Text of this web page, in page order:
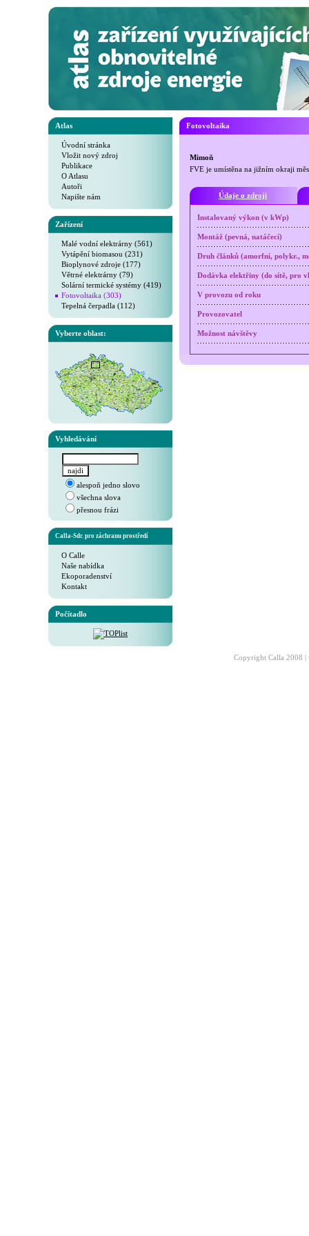
Atlas
Úvodní stránka
Vložit nový zdroj
Publikace
O Atlasu
Autoři
Napište nám
Zařízení
Malé vodní elektrárny (561)
Vytápění biomasou (231)
Bioplynové zdroje (177)
Větrné elektrárny (79)
Solární termické systémy (419)
Fotovoltaika (303)
Tepelná čerpadla (112)
Vyberte oblast:
Vyhledávání
alespoň jedno slovo
všechna slova
přesnou frázi
Calla-Sdr. pro záchranu prostředí
O Calle
Naše nabídka
Ekoporadenství
Kontakt
Počítadlo
Fotovoltaika
Mimoň
FVE je umístěna na jižním okraji
Údaje o zdroji
Instalovaný výkon (v kWp)
Montáž (pevná, natáčecí)
Druh článků (amorfní, polykr.,
Dodávka elektřiny (do sítě, pro
V provozu od roku
Provozovatel
Možnost návštěvy
Copyright Calla 2008 |